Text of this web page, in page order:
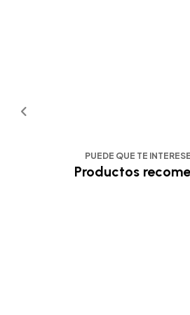
PUEDE QUE TE
Productos